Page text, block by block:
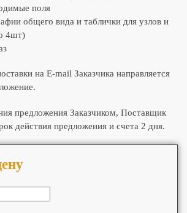
поля
общего вида и таблички для узлов и
4шт)
на E-mail Заказчика направляется
предложения Заказчиком, Поставщик
действия предложения и счета 2 дня.